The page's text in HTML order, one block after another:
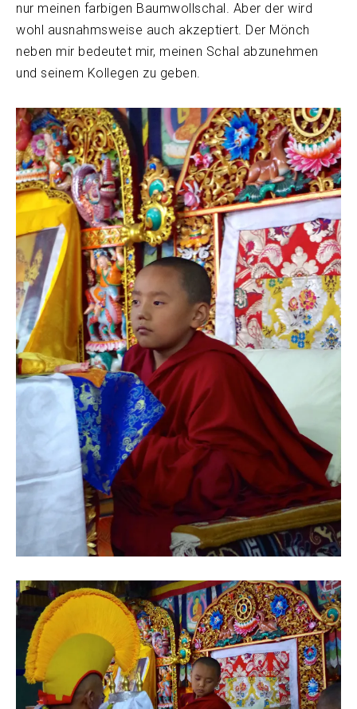
nur meinen farbigen Baumwollschal. Aber der wird
wohl ausnahmsweise auch akzeptiert. Der Mönch
neben mir bedeutet mir, meinen Schal abzunehmen
und seinem Kollegen zu geben.